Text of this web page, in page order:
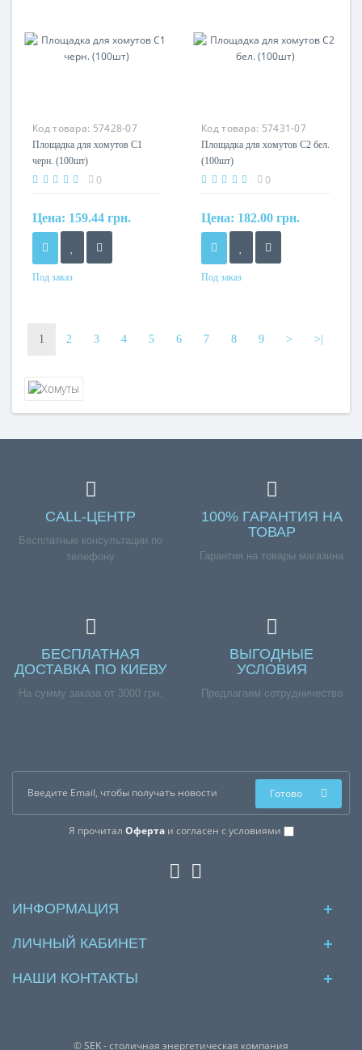
Код товара: 57428-07
Площадка для хомутов С1
черн. (100шт)
0
Цена: 159.44 грн.
Под заказ
Код товара: 57431-07
Площадка для хомутов С2 бел.
(100шт)
0
Цена: 182.00 грн.
Под заказ
1 2 3 4 5 6 7 8 9 > >|
CALL-ЦЕНТР
Бесплатные консультации по
телефону
100% ГАРАНТИЯ НА
ТОВАР
Гарантия на товары магазина
БЕСПЛАТНАЯ
ДОСТАВКА ПО КИЕВУ
На сумму заказа от 3000 грн.
ВЫГОДНЫЕ
УСЛОВИЯ
Предлагаем сотрудничество
Я прочитал Офертаи согласен с условиями
Готово
ИНФОРМАЦИЯ
ЛИЧНЫЙ КАБИНЕТ
НАШИ КОНТАКТЫ
© SEK - столичная энергетическая компания